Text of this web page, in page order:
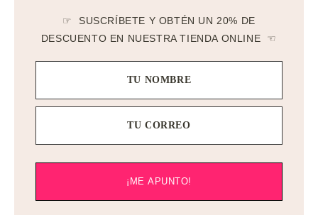
☞ SUSCRÍBETE Y OBTÉN UN 20% DE
DESCUENTO EN NUESTRA TIENDA ONLINE ☜
TU NOMBRE
TU CORREO
¡ME APUNTO!